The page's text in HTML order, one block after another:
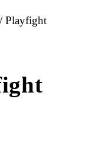
Playfight